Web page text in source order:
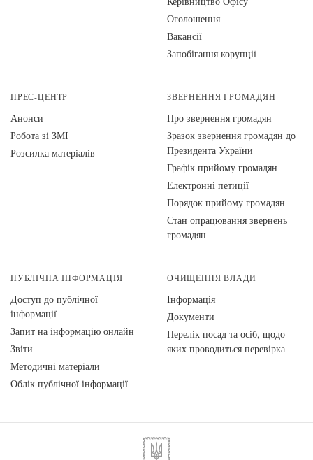
Оголошення
Вакансії
Запобігання корупції
ПРЕС-ЦЕНТР
Анонси
Робота зі ЗМІ
Розсилка матеріалів
ЗВЕРНЕННЯ ГРОМАДЯН
Про звернення громадян
Зразок звернення громадян до
Президента України
Графік прийому громадян
Електронні петиції
Порядок прийому громадян
Стан опрацювання звернень
громадян
ПУБЛІЧНА ІНФОРМАЦІЯ
Доступ до публічної
інформації
Запит на інформацію онлайн
Звіти
Методичні матеріали
Облік публічної інформації
ОЧИЩЕННЯ ВЛАДИ
Інформація
Документи
Перелік посад та осіб, щодо
яких проводиться перевірка